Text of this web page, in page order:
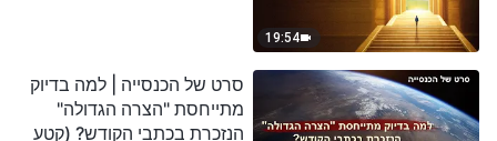
19:54
סרט של הכנסייה | למה בדיוק
מתייחסת "הצרה הגדולה"
הנזכרת בכתבי הקודש? (קטע